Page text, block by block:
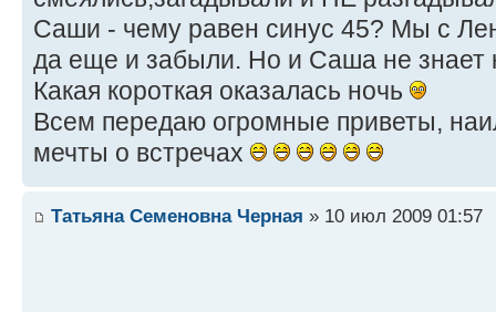
Саши - чему равен синус 45? Мы с
да еще и забыли. Но и Саша не знает
Какая короткая оказалась ночь
Всем передаю огромные приветы,
мечты о встречах
Татьяна Семеновна Черная » 10 июл 2009 01:57